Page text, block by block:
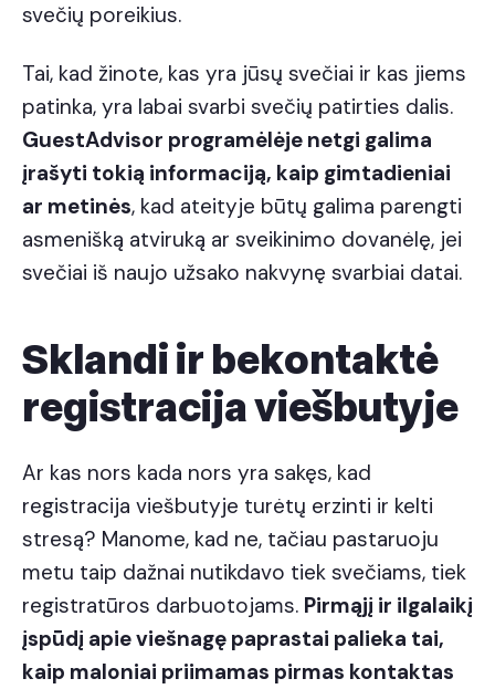
svečių poreikius.
Tai, kad žinote, kas yra jūsų svečiai ir kas jiems
patinka, yra labai svarbi svečių patirties dalis.
GuestAdvisor programėlėje netgi galima
įrašyti tokią informaciją, kaip gimtadieniai
ar metinės, kad ateityje būtų galima parengti
asmenišką atviruką ar sveikinimo dovanėlę, jei
svečiai iš naujo užsako nakvynę svarbiai datai.
Sklandi ir bekontaktė
registracija viešbutyje
Ar kas nors kada nors yra sakęs, kad
registracija viešbutyje turėtų erzinti ir kelti
stresą? Manome, kad ne, tačiau pastaruoju
metu taip dažnai nutikdavo tiek svečiams, tiek
registratūros darbuotojams. Pirmąjį ir ilgalaikį
įspūdį apie viešnagę paprastai palieka tai,
kaip maloniai priimamas pirmas kontaktas